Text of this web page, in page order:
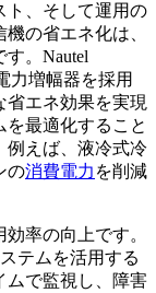
ト、そして運用の
の省エネ化は、
。Nautel
力増幅器を採用
省エネ効果を実現
を最適化すること
例えば、液冷式冷
の消費電力 を削減
率の向上です。
テムを活用する
ムで監視し、障害